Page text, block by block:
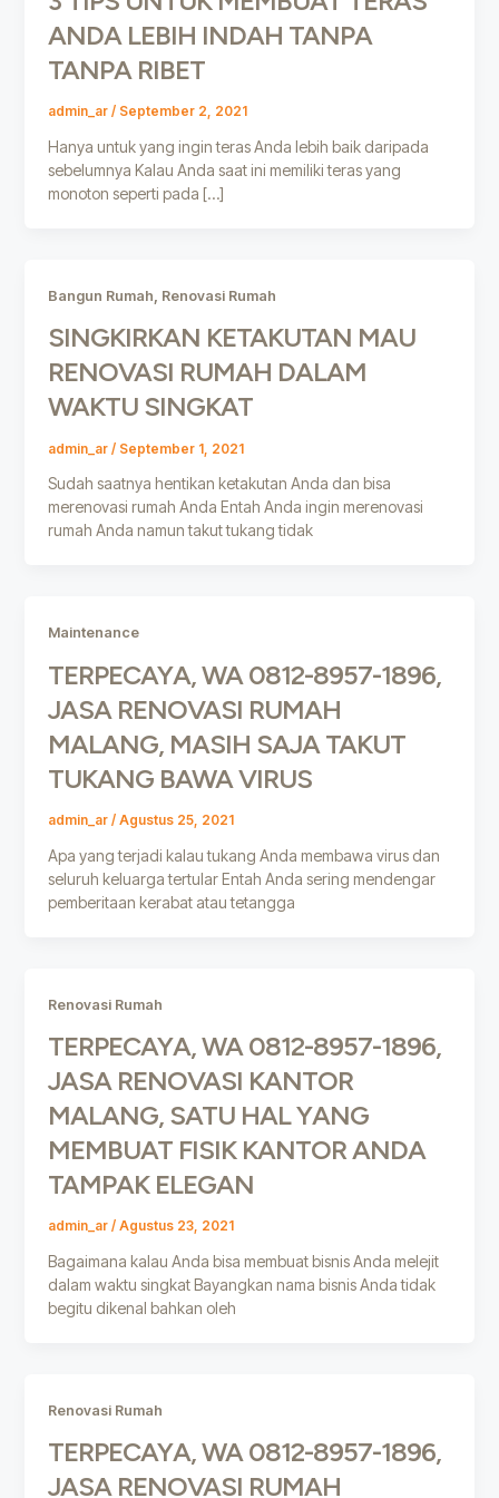
ANDA LEBIH INDAH TANPA
TANPA RIBET
admin_ar / September 2, 2021
Hanya untuk yang ingin teras Anda lebih baik daripada
sebelumnya Kalau Anda saat ini memiliki teras yang
monoton seperti pada […]
Bangun Rumah Renovasi Rumah
SINGKIRKAN KETAKUTAN MAU
RENOVASI RUMAH DALAM
WAKTU SINGKAT
admin_ar / September 1, 2021
Sudah saatnya hentikan ketakutan Anda dan bisa
merenovasi rumah Anda Entah Anda ingin merenovasi
rumah Anda namun takut tukang tidak
Maintenance
TERPECAYA, WA 0812-8957-1896,
JASA RENOVASI RUMAH
MALANG, MASIH SAJA TAKUT
TUKANG BAWA VIRUS
admin_ar / Agustus 25, 2021
Apa yang terjadi kalau tukang Anda membawa virus dan
seluruh keluarga tertular Entah Anda sering mendengar
pemberitaan kerabat atau tetangga
Renovasi Rumah
TERPECAYA, WA 0812-8957-1896,
JASA RENOVASI KANTOR
MALANG, SATU HAL YANG
MEMBUAT FISIK KANTOR ANDA
TAMPAK ELEGAN
admin_ar / Agustus 23, 2021
Bagaimana kalau Anda bisa membuat bisnis Anda melejit
dalam waktu singkat Bayangkan nama bisnis Anda tidak
begitu dikenal bahkan oleh
Renovasi Rumah
TERPECAYA, WA 0812-8957-1896,
JASA RENOVASI RUMAH